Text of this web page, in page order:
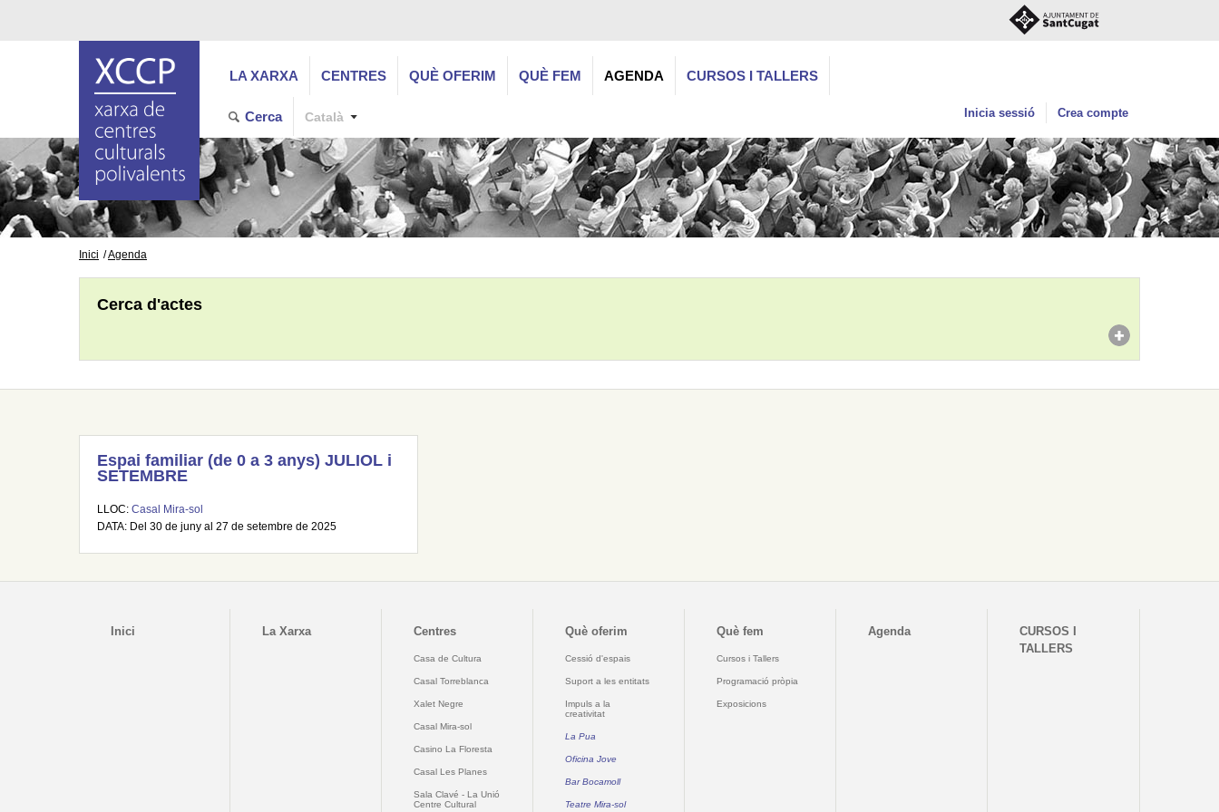
LA XARXA CENTRES QUÈ OFERIM QUÈ FEM AGENDA CURSOS I TALLERS
Cerca Català Inicia sessió Crea compte
Inici Agenda
Cerca d'actes
Espai familiar (de 0 a 3 anys) JULIOL i
SETEMBRE
LLOC: Casal Mira-sol
DATA: Del 30 de juny al 27 de setembre de 2025
Inici La Xarxa Centres
Casa de Cultura
Casal Torreblanca
Xalet Negre
Casal Mira-sol
Casino La Floresta
Casal Les Planes
Sala Clavé - La Unió
Centre Cultural
Què oferim
Cessió d'espais
Suport a les entitats
Impuls a la
creativitat
La Pua
Oficina Jove
Bar Bocamoll
Teatre Mira-sol
Què fem
Cursos i Tallers
Programació pròpia
Exposicions
Agenda
CURSOS I
TALLERS